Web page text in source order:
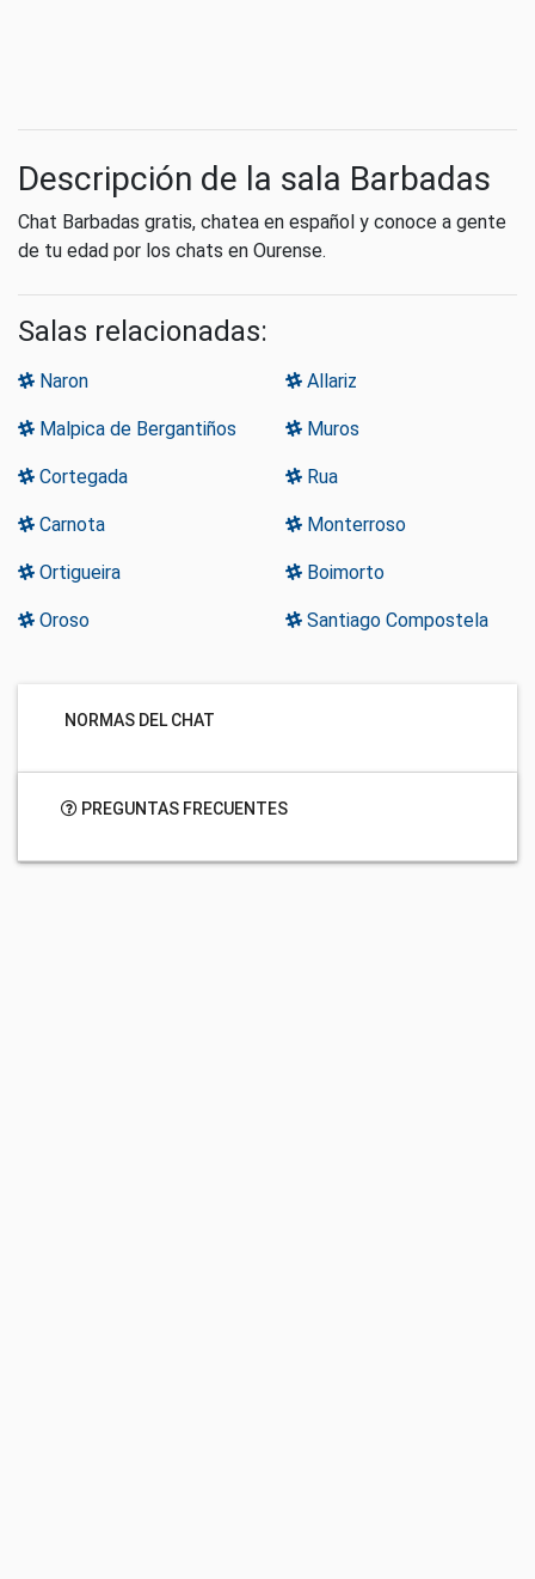
Descripción de la sala Barbadas
Chat Barbadas gratis, chatea en español y conoce a gente
de tu edad por los chats en Ourense.
Salas relacionadas:
Naron Allariz
Malpica de Bergantiños Muros
Cortegada Rua
Carnota Monterroso
Ortigueira Boimorto
Oroso Santiago Compostela
NORMAS DEL CHAT
PREGUNTAS FRECUENTES